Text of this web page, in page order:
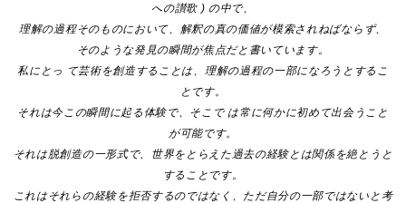
への讃歌 ) の中で、
理解の過程そのものにおいて、解釈の真の価値が模索されねばならず、
そのような発見の瞬間が焦点だと書いています。
私にとっ て芸術を創造することは、理解の過程の一部になろうとするこ
とです。
それは今この瞬間に起る体験で、そこで は常に何かに初めて出会うこと
が可能です。
それは脱創造の一形式で、世界をとらえた過去の経験とは関係を絶とうと
することです。
これはそれらの経験を拒否するのではなく、ただ自分の一部ではないと考